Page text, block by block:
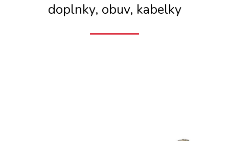
doplnky, obuv, kabelky